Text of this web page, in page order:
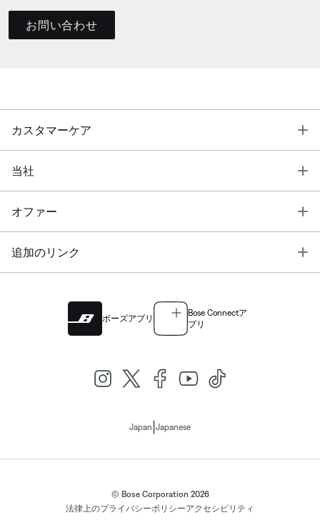
お問い合わせ
カスタマーケア
当社
オファー
追加のリンク
ボーズアプリ
Bose Connectア
プリ
Japan Japanese
© Bose Corporation 2026
法律上のプライバシーポリシーアクセシビリティ